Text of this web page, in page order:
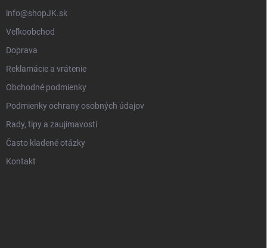
info@shopJK.sk
Veľkoobchod
Doprava
Reklamácie a vrátenie
Obchodné podmienky
Podmienky ochrany osobných údajov
Rady, tipy a zaujímavosti
Často kladené otázky
Kontakt